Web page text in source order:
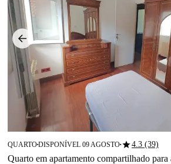
QUARTO■DISPONÍVEL 09 AGOSTO■star4.3 (39)
Quarto em apartamento compartilhado